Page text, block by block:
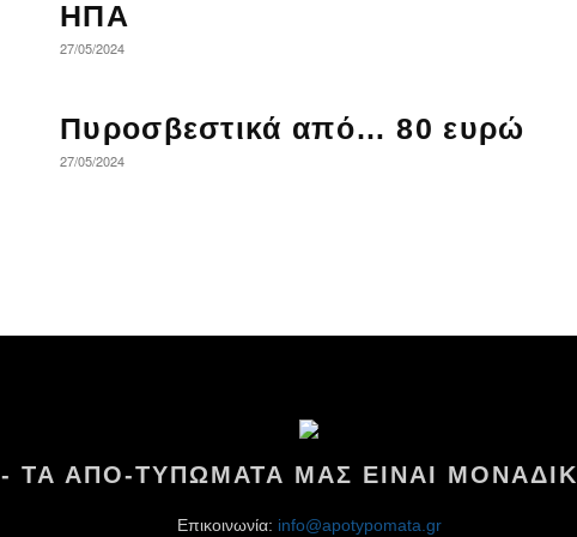
ΗΠΑ
27/05/2024
Πυροσβεστικά από… 80 ευρώ
27/05/2024
- ΤΑ ΑΠΟ-ΤΥΠΩΜΑΤΑ ΜΑΣ ΕΙΝΑΙ
Επικοινωνία: info@apotypomata.gr